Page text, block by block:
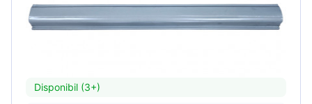
Disponibil (3+)